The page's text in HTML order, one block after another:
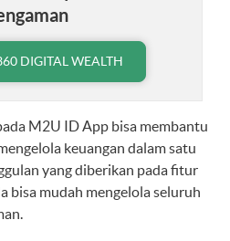
DIGITAL WEALTH
M2U ID App bisa membantu
keuangan dalam satu
yang diberikan pada fitur
bisa mudah mengelola seluruh